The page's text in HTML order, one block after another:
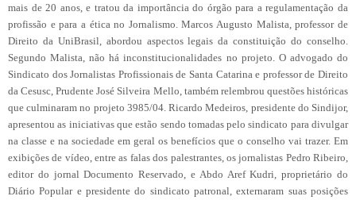
mais de 20 anos, e tratou da importância do órgão para a regulamentação da
profissão e para a ética no Jornalismo. Marcos Augusto Malista, professor de
Direito da UniBrasil , abordou aspectos legais da constituição do conselho.
Segundo Malista, não há inconstitucionalidades no projeto. O advogado do
Sindicato dos Jornalistas Profissionais de Santa Catarina e professor de Direito
da Cesusc, Prudente José Silveira Mello, também relembrou questões históricas
que culminaram no projeto 3985/04. Ricardo Medeiros, presidente do Sindijor,
apresentou as iniciativas que estão sendo tomadas pelo sindicato para divulgar
na classe e na sociedade em geral os benefícios que o conselho vai trazer. Em
exibições de vídeo, entre as falas dos palestrantes, os jornalistas Pedro Ribeiro,
editor do jornal Documento Reservado, e Abdo Aref Kudri, proprietário do
Diário Popular e presidente do sindicato patronal, externaram suas posições